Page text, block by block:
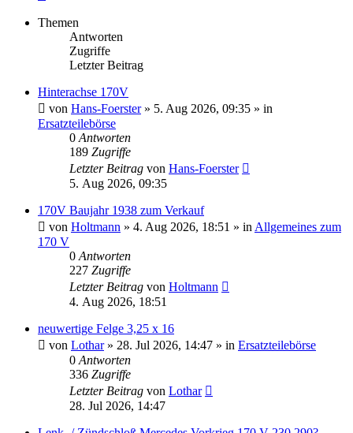
Themen
Antworten
Zugriffe
Letzter Beitrag
Hinterachse 170V
von Hans-Foerster» 5. Aug 2026, 09:35 » in
Ersatzteilebörse
0 Antworten
189 Zugriffe
Letzter Beitrag von Hans-Foerster
5. Aug 2026, 09:35
170V Baujahr 1938 zum Verkauf
von Holtmann » 4. Aug 2026, 18:51 » in Allgemeines zum
170 V
0 Antworten
227 Zugriffe
Letzter Beitrag von Holtmann
4. Aug 2026, 18:51
neuwertige Felge 3,25 x 16
von Lothar» 28. Jul 2026, 14:47 » in Ersatzteilebörse
0 Antworten
336 Zugriffe
Letzter Beitrag von Lothar
28. Jul 2026, 14:47